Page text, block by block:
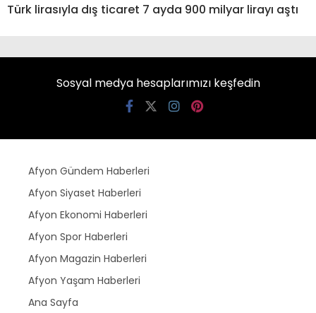
Türk lirasıyla dış ticaret 7 ayda 900 milyar lirayı aştı
Sosyal medya hesaplarımızı keşfedin
Afyon Gündem Haberleri
Afyon Siyaset Haberleri
Afyon Ekonomi Haberleri
Afyon Spor Haberleri
Afyon Magazin Haberleri
Afyon Yaşam Haberleri
Ana Sayfa